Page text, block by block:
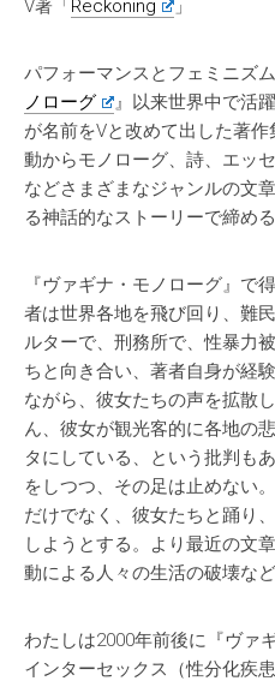
V著「Reckoning 」
パフォーマンスとフェミニズ
ノローグ
』以来世界中で活
が名前をVと改めて出した著
動からモノローグ、詩、エッ
などさまざまなジャンルの文
る神話的なストーリーで締める
『ヴァギナ・モノローグ』で
者は世界各地を飛び回り、難
ルターで、刑務所で、性暴力
ちと向き合い、著者自身が経
ながら、彼女たちの声を拡散
ん、彼女が観光客的に各地の
タにしている、という批判も
をしつつ、その足は止めない
だけでなく、彼女たちと踊り
しようとする。より最近の文
動による人々の生活の破壊な
わたしは2000年前後に『ヴァ
インターセックス（性分化疾